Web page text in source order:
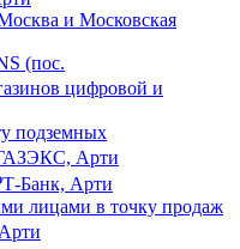
и Московская
(пос.
цифровой и
подземных
Арти
Т-Банк, Арти
лицами в точку продаж